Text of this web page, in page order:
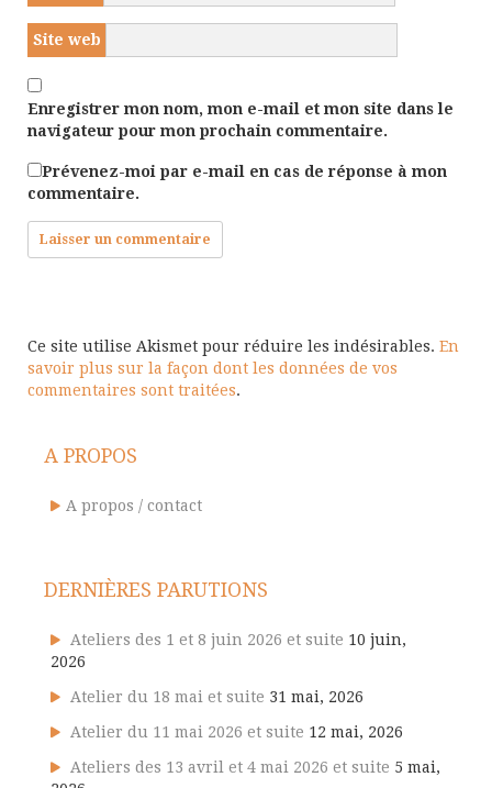
Site web
Enregistrer mon nom, mon e-mail et mon site dans le
navigateur pour mon prochain commentaire.
Prévenez-moi par e-mail en cas de réponse à mon
commentaire.
Ce site utilise Akismet pour réduire les indésirables. En
savoir plus sur la façon dont les données de vos
commentaires sont traitées.
A PROPOS
A propos / contact
DERNIÈRES PARUTIONS
Ateliers des 1 et 8 juin 2026 et suite 10 juin,
2026
Atelier du 18 mai et suite 31 mai, 2026
Atelier du 11 mai 2026 et suite 12 mai, 2026
Ateliers des 13 avril et 4 mai 2026 et suite 5 mai,